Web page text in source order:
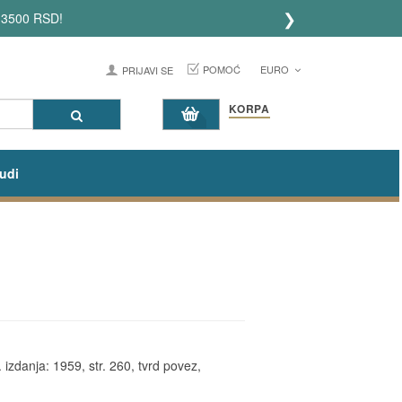
RSD! ❯
PRIJAVI SE POMOĆ EURO
KORPA
izdanja: 1959, str. 260, tvrd povez,